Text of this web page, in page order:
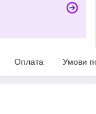
Оплата Умови